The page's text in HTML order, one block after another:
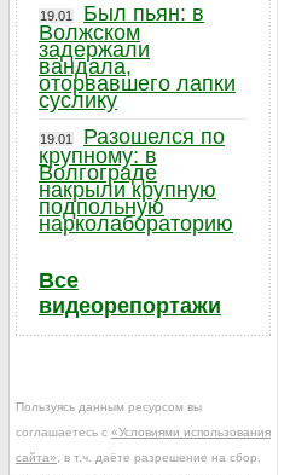
19.01
Был пьян: в
Волжском
задержали
вандала,
оторвавшего лапки
суслику
19.01
Разошелся по
крупному: в
Волгограде
накрыли крупную
подпольную
нарколабораторию
Все
видеорепортажи
Пользуясь данным ресурсом вы
соглашаетесь с «Условиями использования
сайта» , в т.ч. даёте разрешение на сбор,